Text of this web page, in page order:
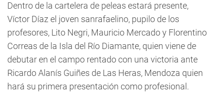
Dentro de la cartelera de peleas estará presente,
Víctor Díaz el joven sanrafaelino, pupilo de los
profesores, Lito Negri, Mauricio Mercado y Florentino
Correas de la Isla del Río Diamante, quien viene de
debutar en el campo rentado con una victoria ante
Ricardo Alanís Guiñes de Las Heras, Mendoza quien
hará su primera presentación como profesional.